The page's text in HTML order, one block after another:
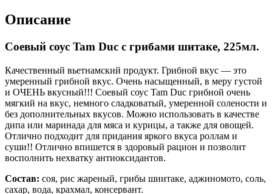
Описание
Соевый соус Tam Duc с грибами шитаке, 225мл.
Качественный вьетнамский продукт. Грибной вкус — это
умеренный грибной вкус. Очень насыщенный, в меру густой
и ОЧЕНЬ вкусный!!! Соевый соус Tam Duc грибной очень
мягкий на вкус, немного сладковатый, умеренной солености и
без дополнительных вкусов. Можно использовать в качестве
дипа или маринада для мяса и курицы, а также для овощей.
Отлично подходит для придания яркого вкуса роллам и
суши!! Отлично впишется в здоровый рацион и позволит
восполнить нехватку антиоксидантов.
Состав: соя, рис жареный, грибы шиитаке, аджиномото, соль,
сахар, вода, крахмал, консервант.